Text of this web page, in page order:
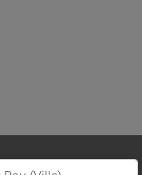
de (ville ou région)